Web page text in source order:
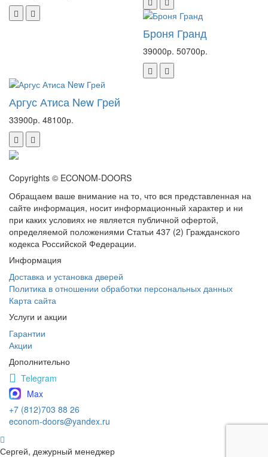
Броня Гранд
39000р. 50700р.
Аргус Атиса New Грей
33900р. 48100р.
Copyrights © ECONOM-DOORS
Обращаем ваше внимание на то, что вся представленная на
сайте информация, носит информационный характер и ни
при каких условиях не является публичной офертой,
определяемой положениями Статьи 437 (2) Гражданского
кодекса Российской Федерации.
Информация
Доставка и установка дверей
Политика в отношении обработки персональных данных
Карта сайта
Услуги и акции
Гарантии
Акции
Дополнительно
Telegram
Max
+7 (812)703 88 26
econom-doors@yandex.ru
Сергей, дежурный менеджер